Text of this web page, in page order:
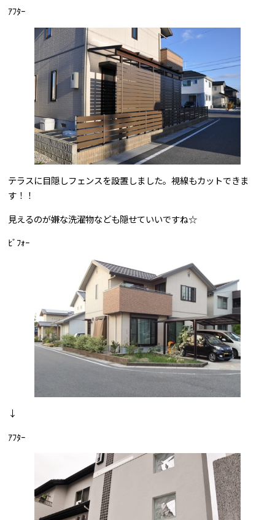
ｱﾌﾀｰ
テラスに目隠しフェンスを設置しました。視線もカットできま
す！！
見えるのが嫌な洗濯物なども隠せていいですね☆
ﾋﾞﾌｫｰ
↓
ｱﾌﾀｰ